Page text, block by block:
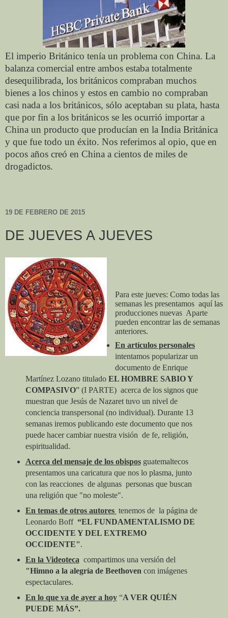
El imperio Británico tenía un problema con China. La
balanza comercial entre ambos estaba totalmente
desequilibrada, los británicos compraban muchos
bienes a los chinos y estos en cambio no compraban
casi nada a los británicos, sólo aceptaban su plata, hasta
que por fin a los británicos se les ocurrió importar a
China un producto que producían en la India Británica
y que fue todo un éxito. Nos referimos al opio, que en
pocos años creó en China a cientos de miles de
drogadictos.
19 DE FEBRERO DE 2015
DE JUEVES A JUEVES
Para este jueves: Como todas las
semanas les presentamos aquí las
producciones nuevas Aparte
pueden encontrar las de semanas
anteriores.
En artículos personales
intentamos popularizar un
documento de Enrique
Martínez Lozano titulado EL HOMBRE SABIO Y
COMPASIVO” (I PARTE) acerca de los signos que
muestran que Jesús de Nazaret tuvo un nivel de
conciencia transpersonal (no individual). Durante 13
semanas iremos publicando este documento que nos
puede hacer cambiar nuestra visión de fe, religión,
espiritualidad.
Acerca del mensaje de los obisposguatemaltecos
presentamos una caricatura que nos lo plasma, junto
con las reacciones de algunas personas que buscan
una religión que "no moleste".
En temas de otros autores tenemos de la página de
Leonardo Boff “EL FUNDAMENTALISMO DE
OCCIDENTE Y DEL EXTREMO
OCCIDENTE".
En la Videoteca compartimos una versión del
"Himno a la alegría de Beethoven con imágenes
espectaculares.
En lo que va de ayer a hoy“A VER QUIÉN
PUEDE MÁS”.